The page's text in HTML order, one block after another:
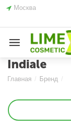
Москва
Indiale
Главная / Бренд /